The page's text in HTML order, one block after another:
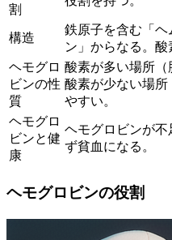
割
構造
鉄原子を含む「
ン」からなる。酸
ヘモグロ
ビンの性
質
酸素が多い場所（
酸素が少ない場所
やすい。
ヘモグロ
ビンと健
康
ヘモグロビンが不
ず貧血になる。
ヘモグロビンの役割